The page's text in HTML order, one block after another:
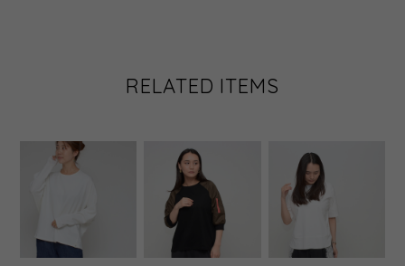
RELATED ITEMS